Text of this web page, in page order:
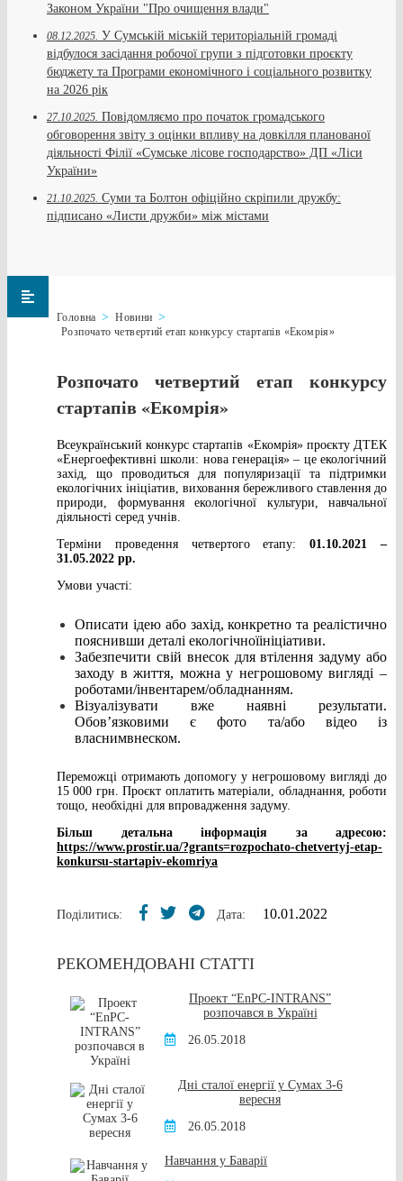
Законом України "Про очищення влади"
08.12.2025. У Сумській міській територіальній громаді
відбулося засідання робочої групи з підготовки проєкту
бюджету та Програми економічного і соціального розвитку
на 2026 рік
27.10.2025. Повідомляємо про початок громадського
обговорення звіту з оцінки впливу на довкілля планованої
діяльності Філії «Сумське лісове господарство» ДП «Ліси
України»
21.10.2025. Суми та Болтон офіційно скріпили дружбу:
підписано «Листи дружби» між містами
Головна
Новини
Розпочато четвертий етап конкурсу стартапів «Екомрія»
Розпочато четвертий етап конкурсу
стартапів «Екомрія»
Всеукраїнський конкурс стартапів «Екомрія» проєкту ДТЕК
«Енергоефективні школи: нова генерація» – це екологічний
захід, що проводиться для популяризації та підтримки
екологічних ініціатив, виховання бережливого ставлення до
природи, формування екологічної культури, навчальної
діяльності серед учнів.
Терміни проведення четвертого етапу:01.10.2021 –
31.05.2022 рр.
Умови участі:
Описати ідею або захід, конкретно та реалістично
пояснивши деталі екологічноїініціативи.
Забезпечити свій внесок для втілення задуму або
заходу в життя, можна у негрошовому вигляді –
роботами/інвентарем/обладнанням.
Візуалізувати вже наявні результати.
Обов’язковими є фото та/або відео із
власнимвнеском.
Переможці отримають допомогу у негрошовому вигляді до
15 000 грн. Проєкт оплатить матеріали, обладнання, роботи
тощо, необхідні для впровадження задуму.
Більш детальна інформація за адресою:
https://www.prostir.ua/?grants=rozpochato-chetvertyj-etap-
konkursu-startapiv-ekomriya
Поділитись: Дата: 10.01.2022
РЕКОМЕНДОВАНІ СТАТТІ
Проект “EnPC-INTRANS”
розпочався в Україні
26.05.2018
Дні сталої енергії у Сумах 3-6
вересня
26.05.2018
Навчання у Баварії